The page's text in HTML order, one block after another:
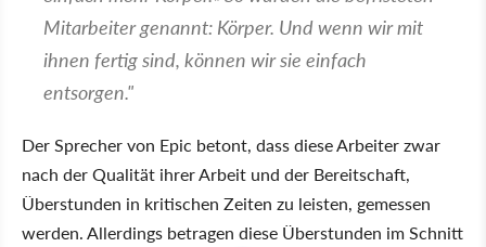
Mitarbeiter genannt: Körper. Und wenn wir mit
ihnen fertig sind, können wir sie einfach
entsorgen."
Der Sprecher von Epic betont, dass diese Arbeiter zwar
nach der Qualität ihrer Arbeit und der Bereitschaft,
Überstunden in kritischen Zeiten zu leisten, gemessen
werden. Allerdings betragen diese Überstunden im Schnitt